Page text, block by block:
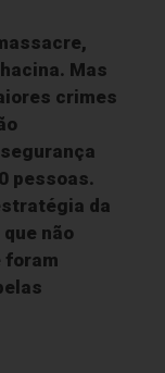
Mas
crimes
pessoas.
da
não
foram